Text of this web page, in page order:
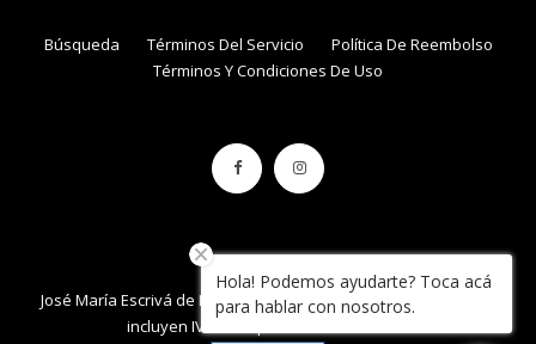
Búsqueda Términos Del Servicio
Política De Reembolso
Términos Y Condiciones De Uso
José María Escrivá de Balaguer 861, local 34 , Con Con. / Precios
incluyen IVA / Tarquinia.cl / 2020 / Chile.
Hola! Podemos ayudarte? Toca acá
para hablar con nosotros.